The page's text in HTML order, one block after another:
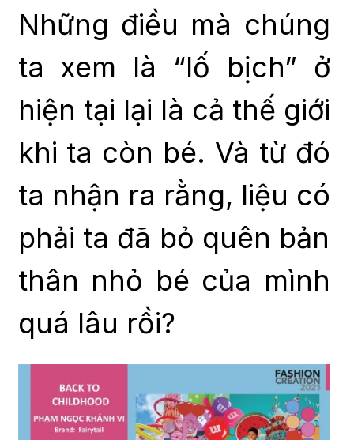
Những điều mà chúng
ta xem là “lố bịch” ở
hiện tại lại là cả thế giới
khi ta còn bé. Và từ đó
ta nhận ra rằng, liệu có
phải ta đã bỏ quên bản
thân nhỏ bé của mình
quá lâu rồi?